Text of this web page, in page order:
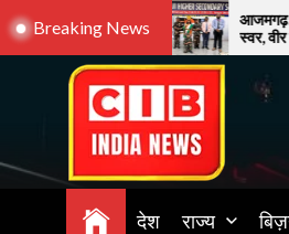
Skip
to
Breaking News
आजमगढ़: कारगिल विजय दिवस पर
स्वर, वीर शहीदों को दी भावभीनी
CIB INDIA
Latest News in
देश राज्य